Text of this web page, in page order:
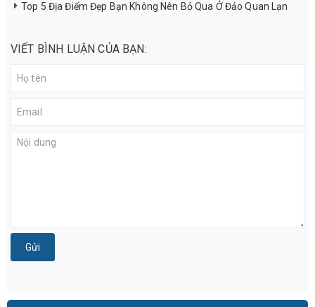
Top 5 Địa Điểm Đẹp Bạn Không Nên Bỏ Qua Ở Đảo Quan Lạn
VIẾT BÌNH LUẬN CỦA BẠN:
Gửi